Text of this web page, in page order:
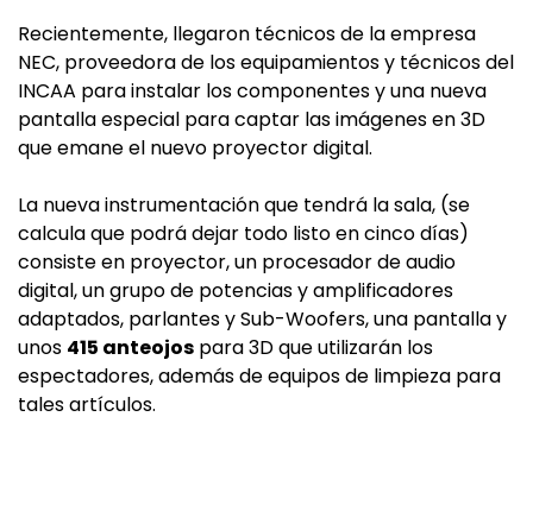
Recientemente, llegaron técnicos de la empresa
NEC, proveedora de los equipamientos y técnicos del
INCAA para instalar los componentes y una nueva
pantalla especial para captar las imágenes en 3D
que emane el nuevo proyector digital.
La nueva instrumentación que tendrá la sala, (se
calcula que podrá dejar todo listo en cinco días)
consiste en proyector, un procesador de audio
digital, un grupo de potencias y amplificadores
adaptados, parlantes y Sub-Woofers, una pantalla y
unos 415 anteojos para 3D que utilizarán los
espectadores, además de equipos de limpieza para
tales artículos.